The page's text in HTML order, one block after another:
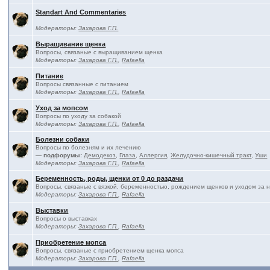
Standart And Commentaries
Модераторы:Захарова Г.П.
Выращивание щенка
Вопросы, связаные с выращиванием щенка
Модераторы:Захарова Г.П. ,Rafaella
Питание
Вопросы связанные с питанием
Модераторы:Захарова Г.П. ,Rafaella
Уход за мопсом
Вопросы по уходу за собакой
Модераторы:Захарова Г.П. ,Rafaella
Болезни собаки
Вопросы по болезням и их лечению
— подфорумы: Демодекоз ,Глаза ,Аллергия ,Желудочно-кишечный тракт,Уши
Модераторы:Захарова Г.П. ,Rafaella
Беременность, роды, щенки от 0 до раздачи
Вопросы, связаные с вязкой, беременностью, рождением щенков и уходом за
Модераторы:Захарова Г.П. ,Rafaella
Выставки
Вопросы о выставках
Модераторы:Захарова Г.П. ,Rafaella
Приобретение мопса
Вопросы, связаные с приобретением щенка мопса
Модераторы:Захарова Г.П. ,Rafaella